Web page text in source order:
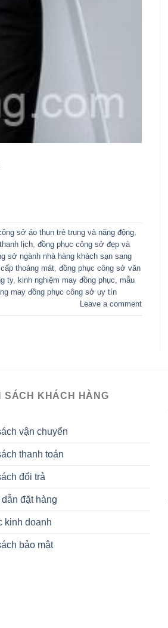
sở áo thun trẻ trung và năng động,
lịch, đồng phục công sở đẹp và
sở ngành nhà hàng khách sạn sang
thoáng mát, đồng phục công sở văn
ty, kinh nghiệm may đồng phục, mẫu
may đồng phục công sở uy tín
Leave a comment
SÁCH KHÁCH HÀNG
vận chuyển
thanh toán
đổi trả
đặt hàng
kinh doanh
bảo mật